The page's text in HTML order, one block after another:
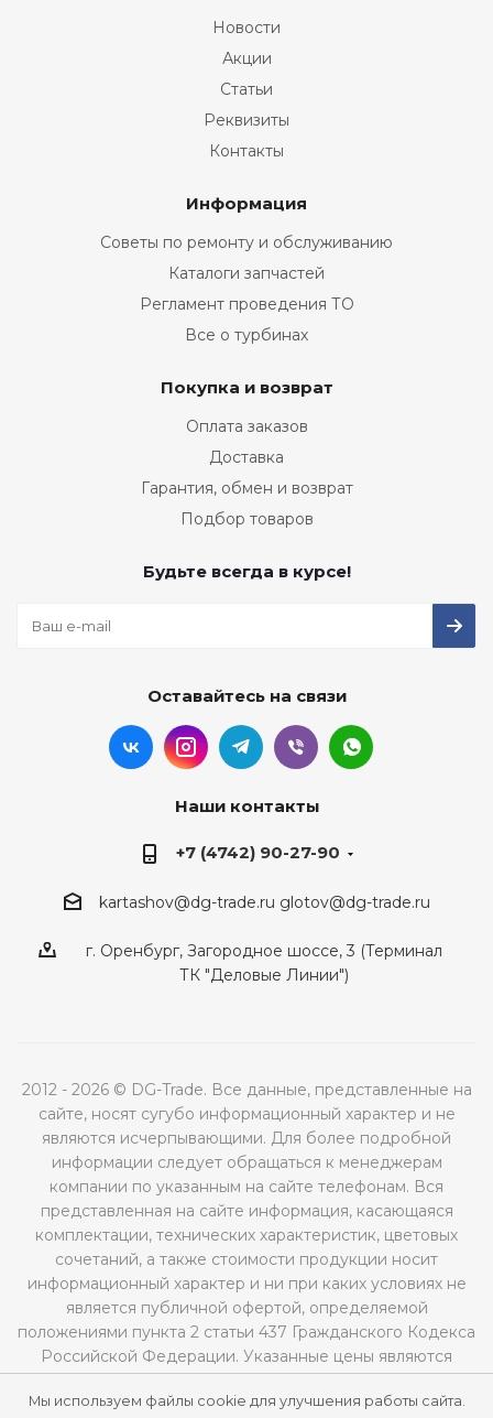
Мы используем файлы cookie для улучшения работы сайта.
Новости
Акции
Статьи
Реквизиты
Контакты
Информация
Советы по ремонту и обслуживанию
Каталоги запчастей
Регламент проведения ТО
Все о турбинах
Покупка и возврат
Оплата заказов
Доставка
Гарантия, обмен и возврат
Подбор товаров
Будьте всегда в курсе!
Оставайтесь на связи
Наши контакты
+7 (4742) 90-27-90
kartashov@dg-trade.ru glotov@dg-trade.ru
г. Оренбург, Загородное шоссе, 3 (Терминал
ТК "Деловые Линии")
2012 - 2026 © DG-Trade. Все данные, представленные на
сайте, носят сугубо информационный характер и не
являются исчерпывающими. Для более подробной
информации следует обращаться к менеджерам
компании по указанным на сайте телефонам. Вся
представленная на сайте информация, касающаяся
комплектации, технических характеристик, цветовых
сочетаний, а также стоимости продукции носит
информационный характер и ни при каких условиях не
является публичной офертой, определяемой
положениями пункта 2 статьи 437 Гражданского Кодекса
Российской Федерации. Указанные цены являются
действительных цен.